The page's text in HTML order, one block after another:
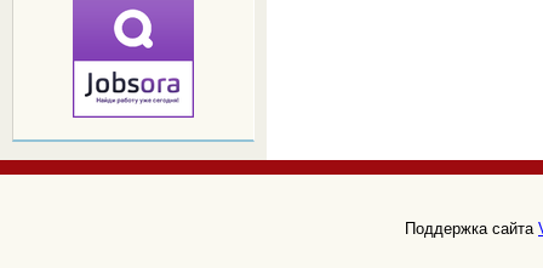
Поддержка сайта